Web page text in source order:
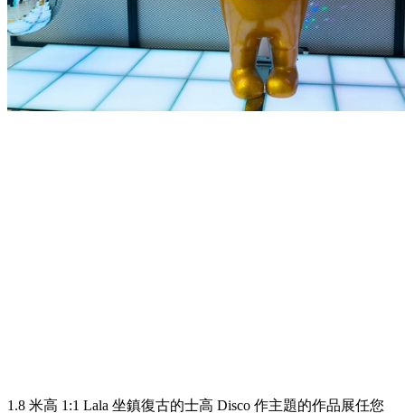
1.8 米高 1:1 Lala 坐鎮復古的士高 Disco 作主題的作品展任您